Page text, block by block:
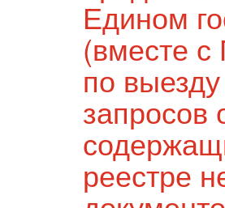
Едином
(вместе
по
запросов
реестре